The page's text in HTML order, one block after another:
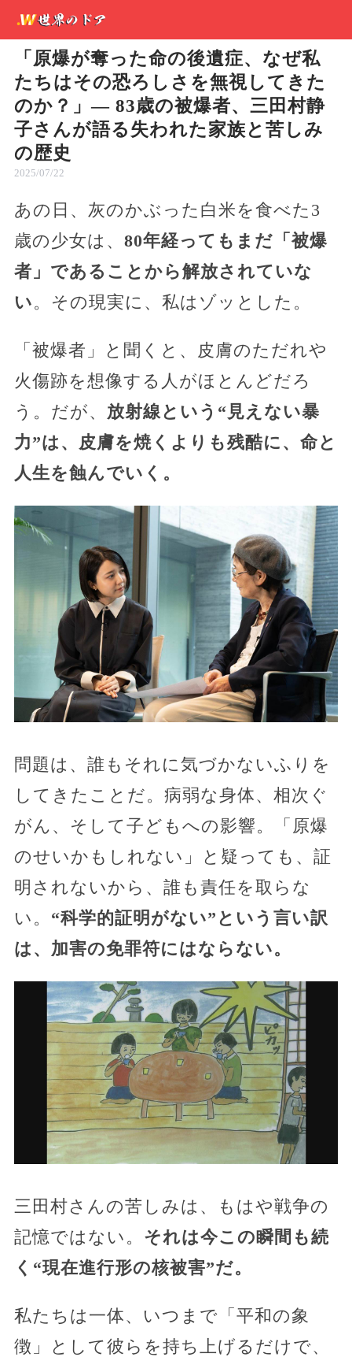
「原爆が奪った命の後遺症、なぜ私
たちはその恐ろしさを無視してきた
のか？」— 83歳の被爆者、三田村静
子さんが語る失われた家族と苦しみ
の歴史
2025/07/22
あの日、灰のかぶった白米を食べた3
歳の少女は、 80年経ってもまだ「被爆
者」であることから解放されていな
い。その現実に、私はゾッとした。
「被爆者」と聞くと、皮膚のただれや
火傷跡を想像する人がほとんどだろ
う。だが、 放射線という“見えない暴
力”は、皮膚を焼くよりも残酷に、命と
人生を蝕んでいく。
問題は、誰もそれに気づかないふりを
してきたことだ。病弱な身体、相次ぐ
がん、そして子どもへの影響。「原爆
のせいかもしれない」と疑っても、証
明されないから、誰も責任を取らな
い。 “科学的証明がない”という言い訳
は、加害の免罪符にはならない。
三田村さんの苦しみは、もはや戦争の
記憶ではない。 それは今この瞬間も続
く“現在進行形の核被害”だ。
私たちは一体、いつまで「平和の象
徴」として彼らを持ち上げるだけで、